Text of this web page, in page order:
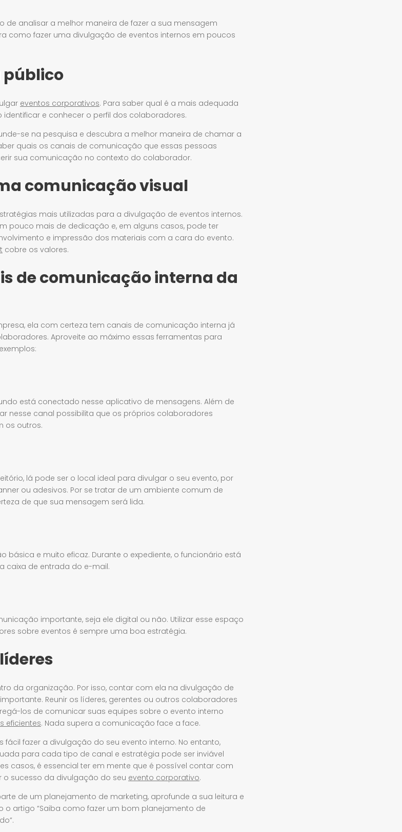
de analisar a melhor maneira de fazer a sua mensagem
como fazer uma divulgação de eventos internos em poucos
público
eventos corporativos. Para saber qual é a mais adequada
e conhecer o perfil dos colaboradores.
se na pesquisa e descubra a melhor maneira de chamar a
quais os canais de comunicação que essas pessoas
sua comunicação no contexto do colaborador.
comunicação visual
mais utilizadas para a divulgação de eventos internos.
pouco mais de dedicação e, em alguns casos, pode ter
e impressão dos materiais com a cara do evento.
cobre os valores.
de comunicação interna da
ela com certeza tem canais de comunicação interna já
Aproveite ao máximo essas ferramentas para
está conectado nesse aplicativo de mensagens. Além de
nesse canal possibilita que os próprios colaboradores
os outros.
lá pode ser o local ideal para divulgar o seu evento, por
ou adesivos. Por se tratar de um ambiente comum de
de que sua mensagem será lida.
básica e muito eficaz. Durante o expediente, o funcionário está
caixa de entrada do e-mail.
importante, seja ele digital ou não. Utilizar esse espaço
sobre eventos é sempre uma boa estratégia.
da organização. Por isso, contar com ela na divulgação de
Reunir os líderes, gerentes ou outros colaboradores
los de comunicar suas equipes sobre o evento interno
eficientes. Nada supera a comunicação face a face.
fazer a divulgação do seu evento interno. No entanto,
para cada tipo de canal e estratégia pode ser inviável
casos, é essencial ter em mente que é possível contar com
o sucesso da divulgação do seu evento corporativo.
de um planejamento de marketing, aprofunde a sua leitura e
o artigo “Saiba como fazer um bom planejamento de